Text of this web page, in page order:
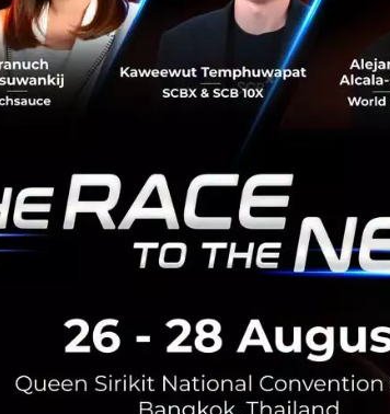
สนุนและคอยโหมข่าวเกี่ยวกับ เหรียญ DOGE
ลายที่ได้มีการตั้งข้อสังเกตกันว่า Musk จะมีเห
ณ์กันว่าเขาอาจเป็น ‘วาฬ’ เจ้าของกระเป๋าเห
เหรียญ หรือคิดเป็นประมาณ 28.27% ของยอด